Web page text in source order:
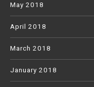
May 2018
April 2018
March 2018
January 2018